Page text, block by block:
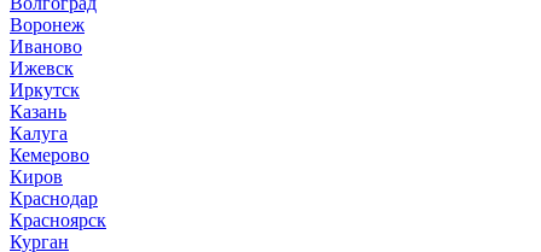
Воронеж
Иваново
Ижевск
Иркутск
Казань
Калуга
Кемерово
Киров
Краснодар
Красноярск
Курган